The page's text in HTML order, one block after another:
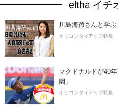
eltha イチ
川島海荷さんと学
オリコンタイアップ特集
マクドナルドが40
園」
オリコンタイアップ特集